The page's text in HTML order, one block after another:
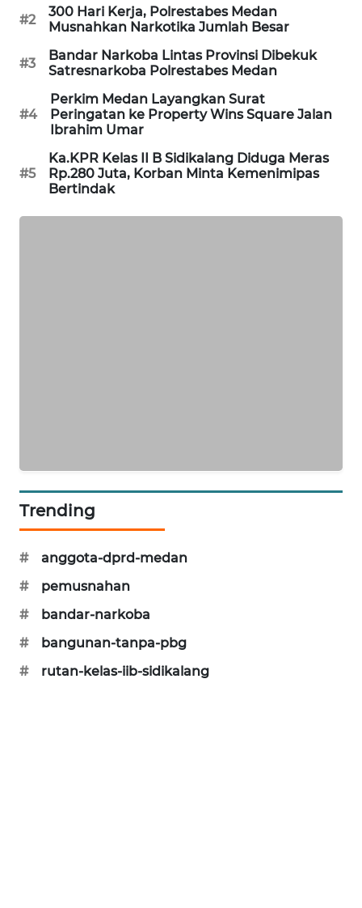
#2
300 Hari Kerja, Polrestabes Medan
Musnahkan Narkotika Jumlah Besar
#3
Bandar Narkoba Lintas Provinsi Dibekuk
Satresnarkoba Polrestabes Medan
#4
Perkim Medan Layangkan Surat
Peringatan ke Property Wins Square Jalan
Ibrahim Umar
#5
Ka.KPR Kelas II B Sidikalang Diduga Meras
Rp.280 Juta, Korban Minta Kemenimipas
Bertindak
Trending
#
anggota-dprd-medan
#
pemusnahan
#
bandar-narkoba
#
bangunan-tanpa-pbg
#
rutan-kelas-iib-sidikalang
NEWS
AKHLAK
ID
PERAPKI
NEWS
SONYA
ASA